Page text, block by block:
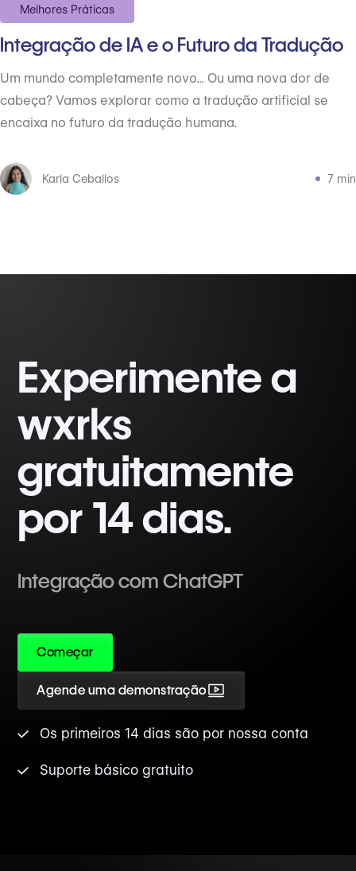
Melhores Práticas
Integração de IA e o Futuro da Tradução
Um mundo completamente novo... Ou uma nova dor de
cabeça? Vamos explorar como a tradução artificial se
encaixa no futuro da tradução humana.
Karla Ceballos 7 min
Experimente a
wxrks
gratuitamente
por 14 dias.
Integração com ChatGPT
Começar
Agende uma demonstração
Os primeiros 14 dias são por nossa conta
Suporte básico gratuito